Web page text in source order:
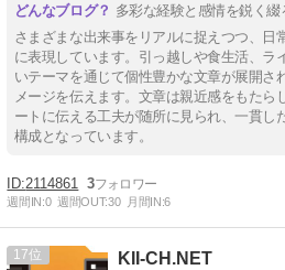
多彩な経験と感情を鋭く綴
さまざまな出来事をリアルに捉えつつ、日
に表現しています。引っ越しや食生活、ラ
いテーマを通じて個性豊かな文章が展開さ
メージを伝えます。文章は親近感をもたら
ートに伝える工夫が随所に見られ、一貫し
構成となっています。
2114861 3
週間IN:0 週間OUT:30 月間IN:6
17 KII-CH.NET